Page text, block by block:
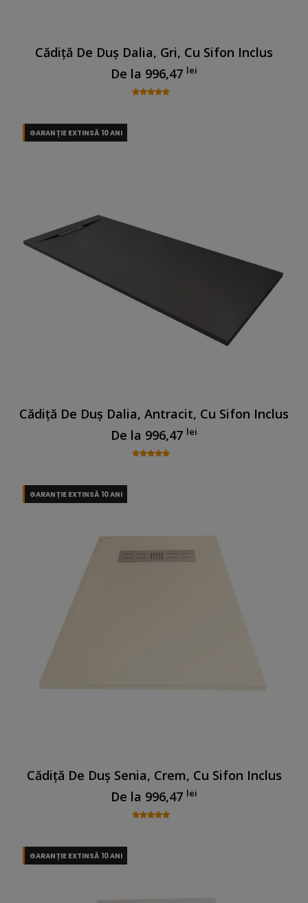
Cădiță De Duș Dalia, Gri, Cu Sifon Inclus
De la 996,47 lei
Cădiță De Duș Dalia, Antracit, Cu Sifon Inclus
De la 996,47 lei
Cădiță De Duș Senia, Crem, Cu Sifon Inclus
De la 996,47 lei